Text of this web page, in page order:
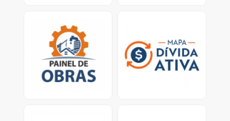
Mapa virtual que
permite que o cidadão
verifique obras em
atraso e/ou paralisadas.
Ferramenta traz dados
sobre os esforços dos
municípios para
recuperar valores